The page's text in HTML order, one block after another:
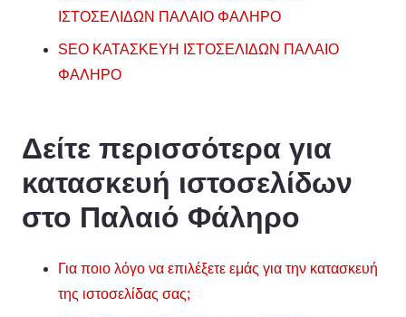
ΙΣΤΟΣΕΛΙΔΩΝ ΠΑΛΑΙΟ ΦΑΛΗΡΟ
SEO ΚΑΤΑΣΚΕΥΗ ΙΣΤΟΣΕΛΙΔΩΝ ΠΑΛΑΙΟ
ΦΑΛΗΡΟ
Δείτε περισσότερα για
κατασκευή ιστοσελίδων
στο Παλαιό Φάληρο
Για ποιο λόγο να επιλέξετε εμάς για την κατασκευή
της ιστοσελίδας σας;